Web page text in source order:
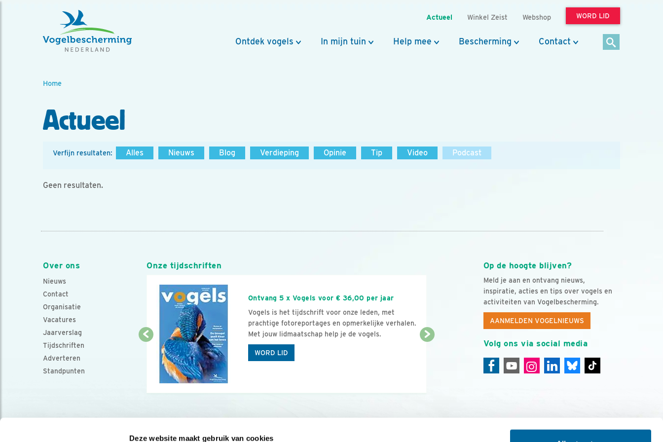
Deze website maakt gebruik van cookies
Actueel Winkel Zeist Webshop WORD LID
Ontdek vogels In mijn tuin Help mee Bescherming Contact
Home
Actueel
Verfijn resultaten: Alles Nieuws Blog Verdieping Opinie Tip Video Podcast
Geen resultaten.
Over ons
Nieuws
Contact
Organisatie
Vacatures
Jaarverslag
Tijdschriften
Adverteren
Standpunten
Op de hoogte blijven?
Meld je aan en ontvang nieuws,
inspiratie, acties en tips over vogels en
activiteiten van Vogelbescherming.
AANMELDEN VOGELNIEUWS
Volg ons via social media
Onze tijdschriften
Ontvang 5 x Vogels voor € 36,00 per jaar
Vogels is het tijdschrift voor onze leden, met
prachtige fotoreportages en opmerkelijke verhalen.
Met jouw lidmaatschap help je de vogels.
WORD LID